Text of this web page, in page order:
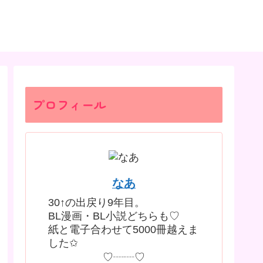
プロフィール
なあ
30↑の出戻り9年目。
BL漫画・BL小説どちらも♡
紙と電子合わせて5000冊越えま
した✩
♡┈┈♡